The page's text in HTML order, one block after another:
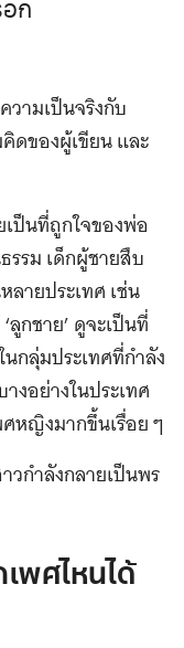
ก
ามเป็นจริงกับ
ดของผู้เขียน และ
ป็นที่ถูกใจของพ่อ
รม เด็กผู้ชายสืบ
ายประเทศ เช่น
กชาย’ ดูจะเป็นที่
กลุ่มประเทศที่กำลัง
อย่างในประเทศ
หญิงมากขึ้นเรื่อย ๆ
วกำลังกลายเป็นพร
พศไหนได้